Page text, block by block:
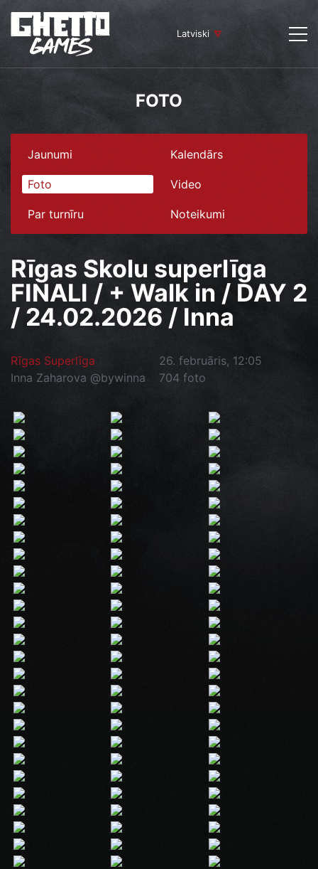
Latviski
FOTO
Jaunumi Kalendārs
Foto Video
Par turnīru Noteikumi
Rīgas Skolu superlīga
FINALI / + Walk in / DAY 2
/ 24.02.2026 / Inna
Rīgas Superlīga
26. februāris, 12:05
Inna Zaharova @bywinna
704 foto